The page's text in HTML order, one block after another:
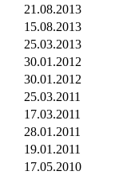
21.08.2013
15.08.2013
25.03.2013
30.01.2012
30.01.2012
25.03.2011
17.03.2011
28.01.2011
19.01.2011
17.05.2010